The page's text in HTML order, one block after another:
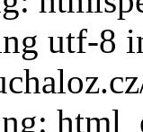
utf-8